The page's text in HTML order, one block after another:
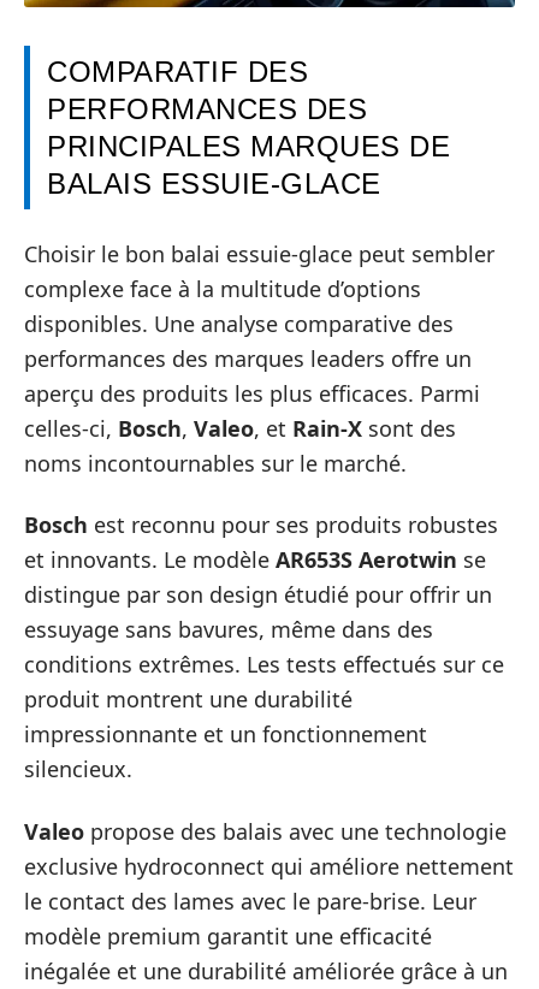
COMPARATIF DES
PERFORMANCES DES
PRINCIPALES MARQUES DE
BALAIS ESSUIE-GLACE
Choisir le bon balai essuie-glace peut sembler
complexe face à la multitude d’options
disponibles. Une analyse comparative des
performances des marques leaders offre un
aperçu des produits les plus efficaces. Parmi
celles-ci, Bosch, Valeo, et Rain-X sont des
noms incontournables sur le marché.
Bosch est reconnu pour ses produits robustes
et innovants. Le modèle AR653S Aerotwin se
distingue par son design étudié pour offrir un
essuyage sans bavures, même dans des
conditions extrêmes. Les tests effectués sur ce
produit montrent une durabilité
impressionnante et un fonctionnement
silencieux.
Valeo propose des balais avec une technologie
exclusive hydroconnect qui améliore nettement
le contact des lames avec le pare-brise. Leur
modèle premium garantit une efficacité
inégalée et une durabilité améliorée grâce à un